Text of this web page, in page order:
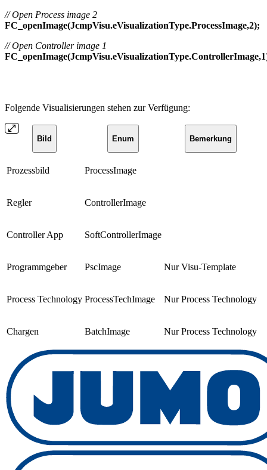
// Open Process image 2
FC_openImage(JcmpVisu.eVisualizationType.ProcessImage,2);
// Open Controller image 1
Folgende Visualisierungen stehen zur Verfügung:
Bild Enum Bemerkung
Prozessbild ProcessImage
Regler ControllerImage
Controller App SoftControllerImage
Programmgeber PscImage Nur Visu-Template
Process Technology ProcessTechImage Nur Process Technology
Chargen BatchImage Nur Process Technology